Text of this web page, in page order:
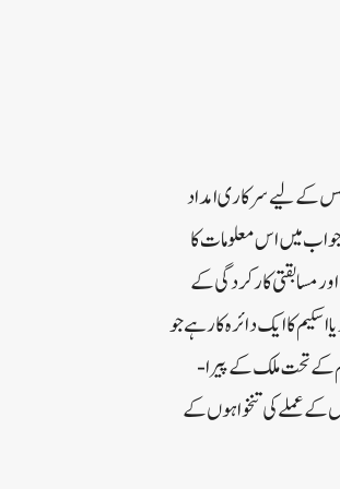
کے لیے سرکاری امداد
میں اس معلومات کا
مسابقتی کارکردگی کے
کا ایک دائرہ کار ہے جو
کے تحت ملک کے پیرا-
کے عملے کی تنخواہوں کے